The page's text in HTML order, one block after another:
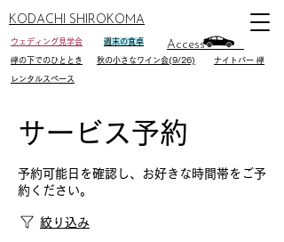
KODACHI SHIROKOMA
ウェディング見学会 週末の食卓 Access
欅の下でのひととき 秋の小さなワイン会(9/26) ナイトバー 欅
レンタルスペース
サービス予約
予約可能日を確認し、お好きな時間帯をご予
約ください。
絞り込み